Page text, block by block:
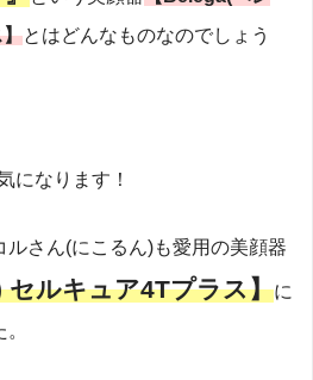
】とはどんなものなのでしょう
になります！
ルさん(にこるん)も愛用の美顔器
ルキュア4Tプラス】に